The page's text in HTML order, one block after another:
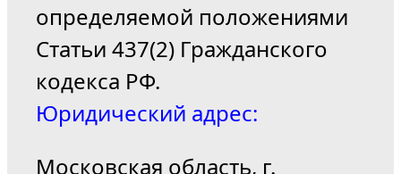
определяемой положениями
Статьи 437(2) Гражданского
кодекса РФ.
Юридический адрес:
Московская область, г.